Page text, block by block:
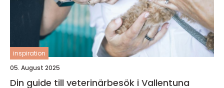
inspiration
05. August 2025
Din guide till veterinärbesök i Vallentuna